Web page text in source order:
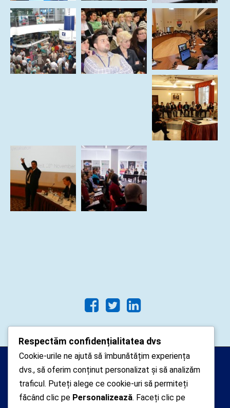
Arhipelago Interactive © 2010-
2024. Toate drepturile rezervate.
Datele cu caracter personal
Respectăm confidențialitatea dvs
Cookie-urile ne ajută să îmbunătățim experiența
dvs., să oferim conținut personalizat și să analizăm
traficul. Puteți alege ce cookie-uri să permiteți
făcând clic pe Personalizează. Faceți clic pe